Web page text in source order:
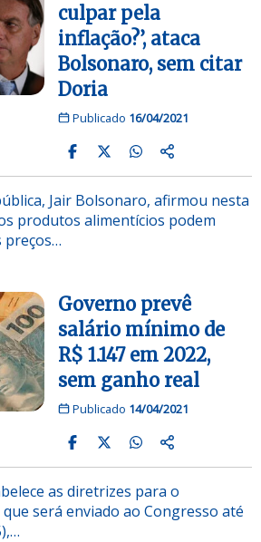
culpar pela
inflação?’, ataca
Bolsonaro, sem citar
Doria
Publicado 16/04/2021
Jair Bolsonaro, afirmou nesta
produtos alimentícios podem
preços…
Governo prevê
salário mínimo de
R$ 1.147 em 2022,
sem ganho real
Publicado 14/04/2021
as diretrizes para o
será enviado ao Congresso até